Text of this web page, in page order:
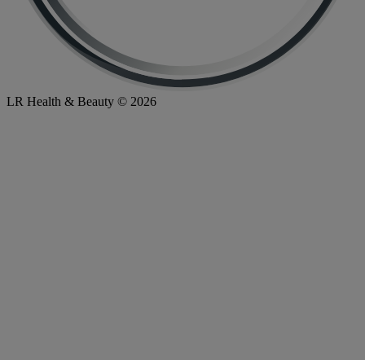
LR Health & Beauty © 2026